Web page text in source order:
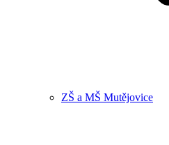
ZŠ a MŠ Mutějovice